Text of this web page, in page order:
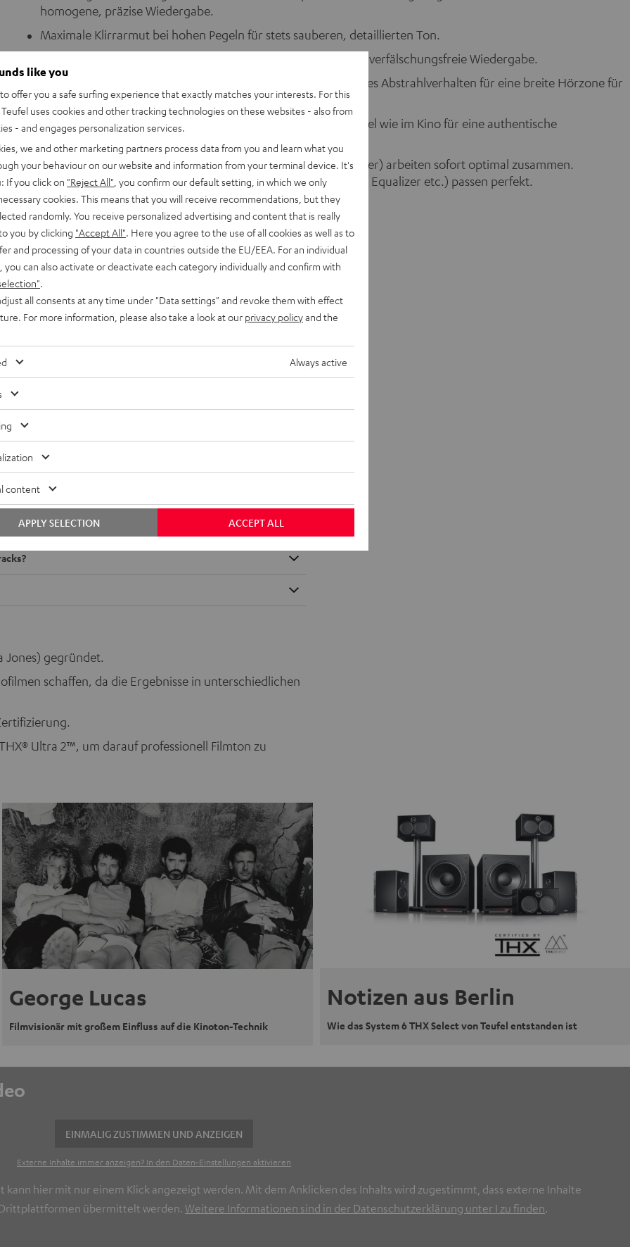
homogene, präzise Wiedergabe.
Maximale Klirrarmut bei hohen Pegeln für stets sauberen, detaillierten Ton.
Einen nahezu geradlinig verlaufenden Frequenzgang für eine verfälschungsfreie Wiedergabe.
Dipol-Lautsprecher als Rear-Lautsprecher: Ein exakt definiertes Abstrahlverhalten für eine breite Hörzone für
mehrere Zuhörer.
THX-Lautsprecher-Sets erreichen hohe, verzerrungsfreie Pegel wie im Kino für eine authentische
THX-zertifizierte-Sets (THX-Lautsprecher und THX-AV-Receiver) arbeiten sofort optimal zusammen.
Sämtliche Einstellungen (Trennfrequenz, THX-Referenzpegel, Equalizer etc.) passen perfekt.
HD?
geben die im Tonstudio erstellten Soundtracks absolut
kann man die THX-Norm daher mit einem TÜV für
Jones) gegründet.
schaffen, da die Ergebnisse in unterschiedlichen
Ultra 2™, um darauf professionell Filmton zu
George Lucas
Filmvisionär mit großem Einfluss auf die Kinoton-Technik
Notizen aus Berlin
Wie das System 6 THX Select von Teufel entstanden ist
EINMALIG ZUSTIMMEN UND ANZEIGEN
Externe Inhalte immer anzeigen? In den Daten‑Einstellungen aktivieren
hier mit nur einem Klick angezeigt werden. Mit dem Anklicken des Inhalts wird zugestimmt, dass externe Inhalte
übermittelt werden. Weitere Informationen sind in der Datenschutzerklärung unter I zu finden.
like you
offer you a safe surfing experience that exactly matches your interests. For this
uses cookies and other tracking technologies on these websites - also from
- and engages personalization services.
we and other marketing partners process data from you and learn what you
your behaviour on our website and information from your terminal device. It's
If you click on "Reject All" , you confirm our default setting, in which we only
cookies. This means that you will receive recommendations, but they
randomly. You receive personalized advertising and content that is really
you by clicking "Accept All" . Here you agree to the use of all cookies as well as to
and processing of your data in countries outside the EU/EEA. For an individual
you can also activate or deactivate each category individually and confirm with
all consents at any time under "Data settings" and revoke them with effect
For more information, please also take a look at our privacy policyand the
Always active
content
ACCEPT ALL
APPLY SELECTION